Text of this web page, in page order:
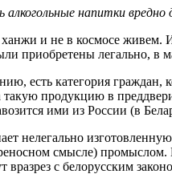
напитки вредно
и не в космосе живем. И
приобретены легально, в
есть категория
такую продукцию в
ими из России (в
нелегально
смысле) промыслом.
вразрез с белорусским